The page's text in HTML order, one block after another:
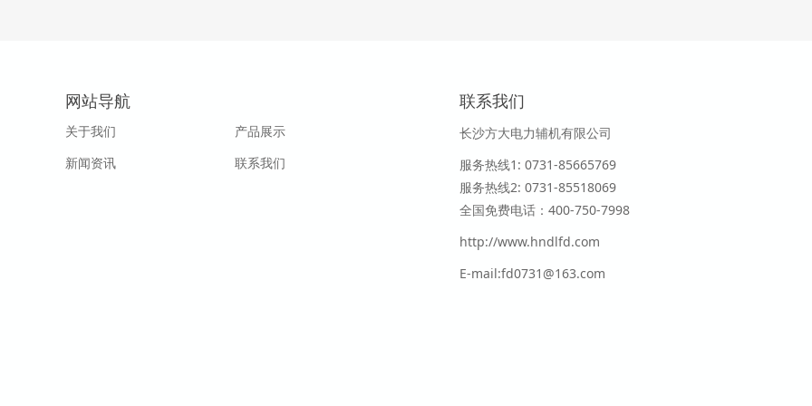
网站导航
关于我们
新闻资讯
产品展示
联系我们
联系我们
长沙方大电力辅机有限公司
服务热线1 : 0731-85665769
服务热线2: 0731-85518069
全国免费电话：400-750-7998
http://www.hndlfd.com
E-mail:fd0731@163.com